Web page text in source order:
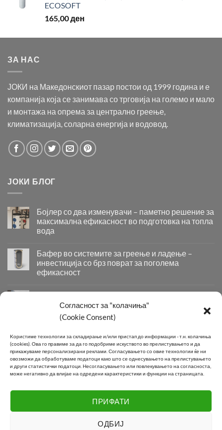
Согласност за "колачиња"
(Cookie Consent)
Kористиме технологии за складирање и/или пристап до информации - т.н. колачиња
(cookies).Ова го правиме за да го подобриме искуството во прелистувањето и да
прикажуваме персонализирани реклами.Согласувањето со овие технологии ќе ни
овозможи да обработуваме податоци како што се однесувањето на прелистувањето
и други статистички податоци.Несогласувањето или повлекувањето на согласноста,
може негативно да влијае на одредени карактеристики и функции на страницата.
ПРИФАТИ
ОДБИЈ
ECOSOFT
165,00ден
ЗА НАС
ЈОКИ на Македонскиот пазар постои од 1999 година и е
компанија која се занимава со трговија на големо и мало
и монтажа на опрема за централно греење,
климатизација, соларна енергија и водовод.
ЈОКИ БЛОГ
Бојлер со два изменувачи – паметно решение за
максимална ефикасност во подготовка на топла
вода
со
изменувачи
–
решение
максимална
ефикасност
подготовка
на
топла
вода
Бафер во системите за греење и ладење –
инвестиција со брз поврат за поголема
ефикасност
во
–
инвестиција
со
брз
поврат
Системи за Греење и Ладење
Придобивки
Современи
Системи
за
Греење
Ладење
КОНТАКТ
Телефон:+389 2 2581 800
+389 2 2550 118